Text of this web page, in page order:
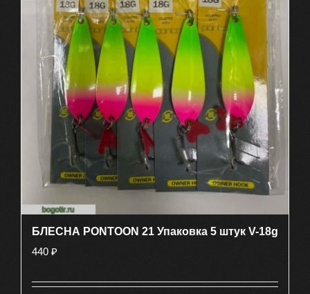
БЛЕСНА PONTOON 21 Упаковка 5 штук V-18g
440 ₽